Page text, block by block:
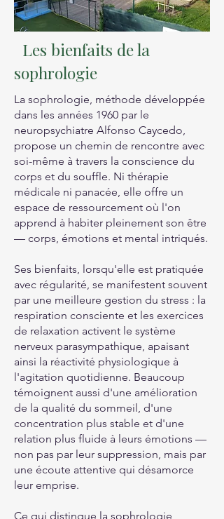
Les bienfaits de la
sophrologie
La sophrologie, méthode développée
dans les années 1960 par le
neuropsychiatre Alfonso Caycedo,
propose un chemin de rencontre avec
soi-même à travers la conscience du
corps et du souffle. Ni thérapie
médicale ni panacée, elle offre un
espace de ressourcement où l'on
apprend à habiter pleinement son être
— corps, émotions et mental intriqués.
Ses bienfaits, lorsqu'elle est pratiquée
avec régularité, se manifestent souvent
par une meilleure gestion du stress : la
respiration consciente et les exercices
de relaxation activent le système
nerveux parasympathique, apaisant
ainsi la réactivité physiologique à
l'agitation quotidienne. Beaucoup
témoignent aussi d'une amélioration
de la qualité du sommeil, d'une
concentration plus stable et d'une
relation plus fluide à leurs émotions —
non pas par leur suppression, mais par
une écoute attentive qui désamorce
leur emprise.
Ce qui distingue la sophrologie